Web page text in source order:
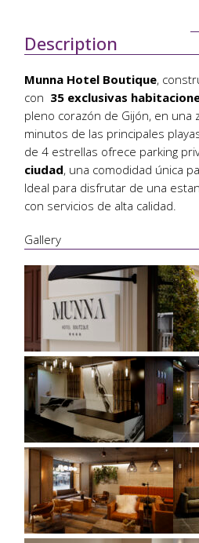
Description
Munna Hotel Boutique,
con 35 exclusivas
pleno corazón de Gijón, en una
minutos de las principales
de 4 estrellas ofrece parking
ciudad, una comodidad única
Ideal para disfrutar de una
con servicios de alta calidad.
Gallery